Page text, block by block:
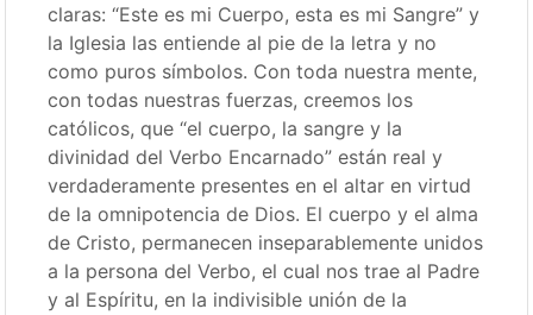
claras: “Este es mi Cuerpo, esta es mi Sangre” y
la Iglesia las entiende al pie de la letra y no
como puros símbolos. Con toda nuestra mente,
con todas nuestras fuerzas, creemos los
católicos, que “el cuerpo, la sangre y la
divinidad del Verbo Encarnado” están real y
verdaderamente presentes en el altar en virtud
de la omnipotencia de Dios. El cuerpo y el alma
de Cristo, permanecen inseparablemente unidos
a la persona del Verbo, el cual nos trae al Padre
y al Espíritu, en la indivisible unión de la